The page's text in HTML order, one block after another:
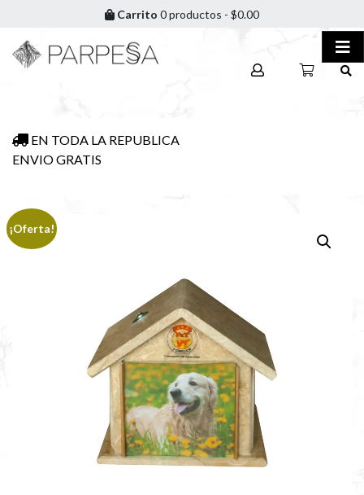
Carrito 0 productos - $0.00
EN TODA LA REPUBLICA
ENVIO GRATIS
¡Oferta!